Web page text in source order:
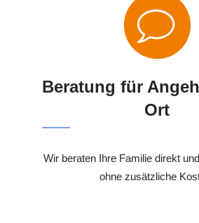
Beratung für
Ort
Wir beraten Ihre Familie direkt
ohne zusätzliche